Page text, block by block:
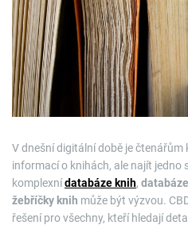
V dnešní digitální době je čtenářům
informací o knihách, ale najít jedno
komplexnídatabáze knih,
žebříčky knih může být výzvou.
řešení pro všechny, kteří hledají